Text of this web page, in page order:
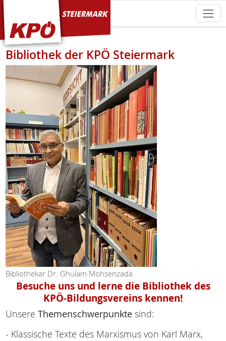
KPÖ Steiermark
Bibliothek der KPÖ Steiermark
Bibliothekar Dr. Ghulam Mohsenzada
Besuche uns und lerne die Bibliothek des
KPÖ-Bildungsvereins kennen!
Unsere Themenschwerpunkte sind:
- Klassische Texte des Marxismus von Karl Marx,